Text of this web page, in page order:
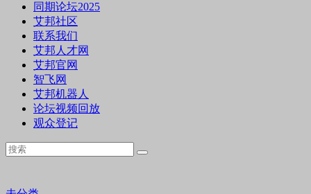
同期论坛2025
艾邦社区
联系我们
艾邦人才网
艾邦官网
智飞网
艾邦机器人
论坛视频回放
观众登记